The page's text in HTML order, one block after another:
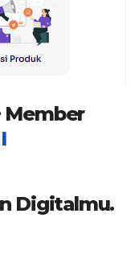
Member
Digitalmu.